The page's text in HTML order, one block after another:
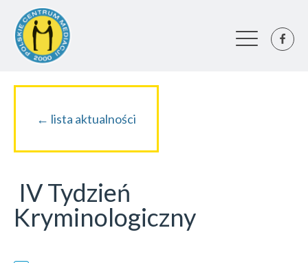
← lista aktualności
IV Tydzień
Kryminologiczny